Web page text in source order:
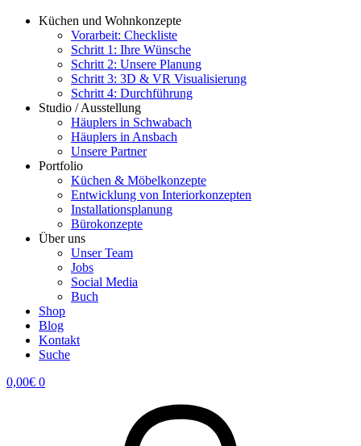
Küchen und Wohnkonzepte
Vorarbeit: Checkliste
Schritt 1: Ihre Wünsche
Schritt 2: Unsere Planung
Schritt 3: 3D & VR Visualisierung
Schritt 4: Durchführung
Studio / Ausstellung
Häuplers in Schwabach
Häuplers in Ansbach
Unsere Partner
Portfolio
Küchen & Möbelkonzepte
Entwicklung von Interiorkonzepten
Installationsplanung
Bürokonzepte
Über uns
Unser Team
Jobs
Social Media
Buch
Shop
Blog
Kontakt
Suche
0,00€ 0